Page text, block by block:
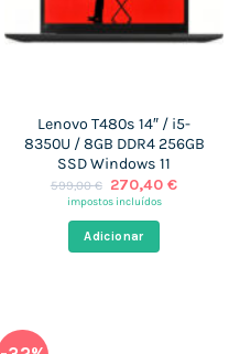
Lenovo T480s 14″ / i5-
8350U / 8GB DDR4 256GB
SSD Windows 11
599,00€ O
preço
era:
599,00 €.
270,40€O
impostos incluídos
Adicionar